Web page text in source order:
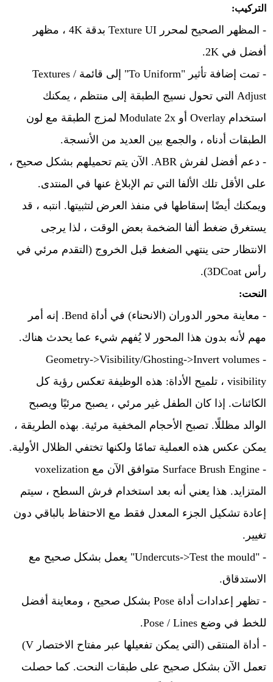
التركيب:
- المظهر الصحيح لمحرر Texture UI بدقة 4K ، مظهر
أفضل في 2K.
- تمت إضافة تأثير "To Uniform" إلى قائمة Textures /
Adjust التي تحول نسيج الطبقة إلى منتظم ، يمكنك
استخدام Overlay أو Modulate 2x لمزج الطبقة مع لون
الطبقات أدناه ، والجمع بين العديد من الأنسجة.
- دعم أفضل لفرش ABR. الآن يتم تحميلهم بشكل صحيح ،
على الأقل تلك الألفا التي تم الإبلاغ عنها في المنتدى.
ويمكنك أيضًا إسقاطها في منفذ العرض لتثبيتها. انتبه ، قد
يستغرق ضغط ألفا الضخمة بعض الوقت ، لذا يرجى
الانتظار حتى ينتهي الضغط قبل الخروج (التقدم مرئي في
رأس 3DCoat).
النحت:
- معاينة محور الدوران (الانحناء) في أداة Bend. إنه أمر
مهم لأنه بدون هذا المحور لا يُفهم شيء عما يحدث هناك.
-
Geometry->Visibility/Ghosting->Invert volumes
visibility ، تلميح الأداة: هذه الوظيفة تعكس رؤية كل
الكائنات. إذا كان الطفل غير مرئي ، يصبح مرئيًا ويصبح
الوالد مظللًا. تصبح الأحجام المخفية مرئية. بهذه الطريقة ،
يمكن عكس هذه العملية تمامًا ولكنها تختفي الظلال الأولية.
- Surface Brush Engine متوافق الآن مع voxelization
المتزايد. هذا يعني أنه بعد استخدام فرش السطح ، سيتم
إعادة تشكيل الجزء المعدل فقط مع الاحتفاظ بالباقي دون
تغيير.
-
"Undercuts->Test the mould"
يعمل بشكل صحيح مع
الاستدقاق.
- تظهر إعدادات أداة Pose بشكل صحيح ، ومعاينة أفضل
للخط في وضع Pose / Lines.
- أداة المنتقى (التي يمكن تفعيلها عبر مفتاح الاختصار V)
تعمل الآن بشكل صحيح على طبقات النحت. كما حصلت